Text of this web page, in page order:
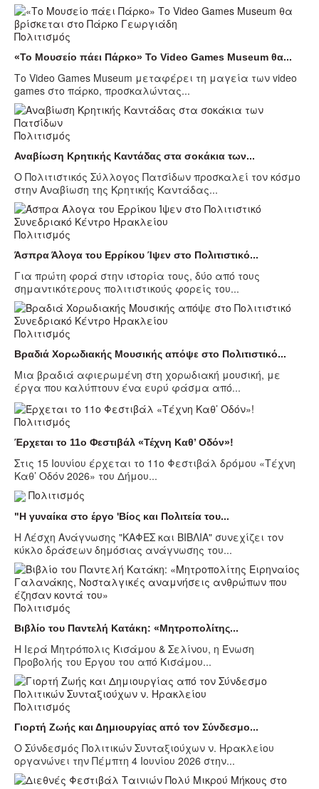
Πολιτισμός
«Το Μουσείο πάει Πάρκο» Το Video Games Museum θα...
Το Video Games Museum μεταφέρει τη μαγεία των video
games στο πάρκο, προσκαλώντας...
Πολιτισμός
Αναβίωση Κρητικής Καντάδας στα σοκάκια των...
Ο Πολιτιστικός Σύλλογος Πατσίδων προσκαλεί τον κόσμο
στην Αναβίωση της Κρητικής Καντάδας...
Πολιτισμός
Άσπρα Άλογα του Ερρίκου Ίψεν στο Πολιτιστικό...
Για πρώτη φορά στην ιστορία τους, δύο από τους
σημαντικότερους πολιτιστικούς φορείς του...
Πολιτισμός
Βραδιά Χορωδιακής Μουσικής απόψε στο Πολιτιστικό...
Μια βραδιά αφιερωμένη στη χορωδιακή μουσική, με
έργα που καλύπτουν ένα ευρύ φάσμα από...
Πολιτισμός
Έρχεται το 11ο Φεστιβάλ «Τέχνη Καθ’ Οδόν»!
Στις 15 Ιουνίου έρχεται το 11ο Φεστιβάλ δρόμου «Τέχνη
Καθ’ Οδόν 2026» του Δήμου...
Πολιτισμός
"Η γυναίκα στο έργο 'Βίος και Πολιτεία του...
Η Λέσχη Ανάγνωσης "ΚΑΦΕΣ και ΒΙΒΛΙΑ" συνεχίζει τον
κύκλο δράσεων δημόσιας ανάγνωσης του...
Πολιτισμός
Βιβλίο του Παντελή Κατάκη: «Μητροπολίτης...
Η Ιερά Μητρόπολις Κισάμου & Σελίνου, η Ένωση
Προβολής του Έργου του από Κισάμου...
Πολιτισμός
Γιορτή Ζωής και Δημιουργίας από τον Σύνδεσμο...
Ο Σύνδεσμός Πολιτικών Συνταξιούχων ν. Ηρακλείου
οργανώνει την Πέμπτη 4 Ιουνίου 2026 στην...